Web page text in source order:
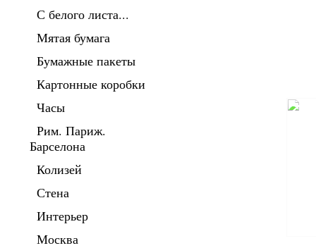
С белого листа...
Мятая бумага
Бумажные пакеты
Картонные коробки
Часы
Рим. Париж.
Барселона
Колизей
Стена
Интерьер
Москва